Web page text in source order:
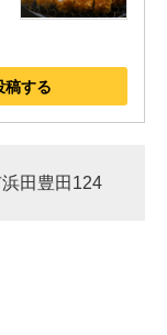
稿する
田豊田124